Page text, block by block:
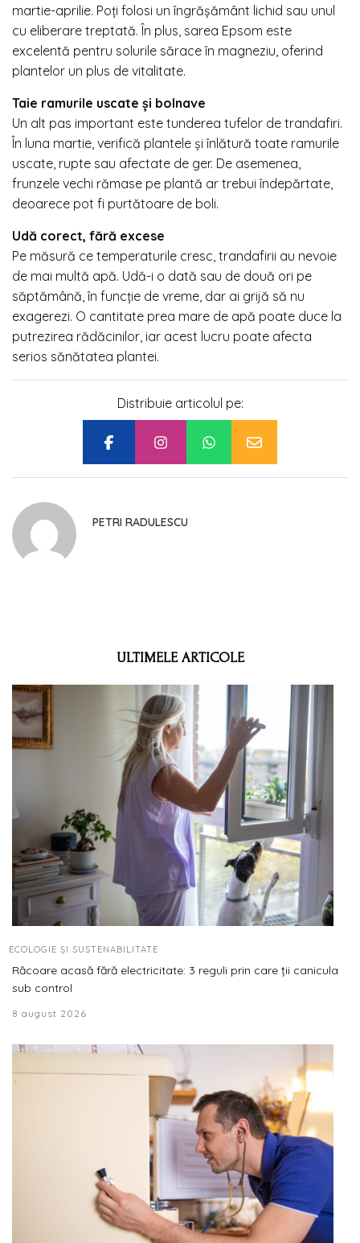
martie-aprilie. Poți folosi un îngrășământ lichid sau unul
cu eliberare treptată. În plus, sarea Epsom este
excelentă pentru solurile sărace în magneziu, oferind
plantelor un plus de vitalitate.
Taie ramurile uscate și bolnave
Un alt pas important este tunderea tufelor de trandafiri.
În luna martie, verifică plantele și înlătură toate ramurile
uscate, rupte sau afectate de ger. De asemenea,
frunzele vechi rămase pe plantă ar trebui îndepărtate,
deoarece pot fi purtătoare de boli.
Udă corect, fără excese
Pe măsură ce temperaturile cresc, trandafirii au nevoie
de mai multă apă. Udă-i o dată sau de două ori pe
săptămână, în funcție de vreme, dar ai grijă să nu
exagerezi. O cantitate prea mare de apă poate duce la
putrezirea rădăcinilor, iar acest lucru poate afecta
serios sănătatea plantei.
Distribuie articolul pe:
PETRI RADULESCU
ULTIMELE ARTICOLE
ECOLOGIE ȘI SUSTENABILITATE
Răcoare acasă fără electricitate: 3 reguli prin care ții canicula
sub control
8 august 2026